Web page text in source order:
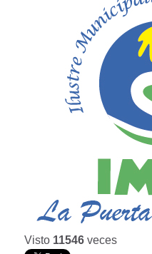
Visto 11546 veces